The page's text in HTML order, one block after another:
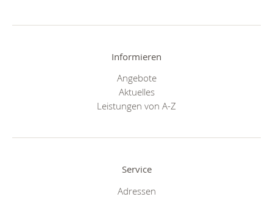
Informieren
Angebote
Aktuelles
Leistungen von A-Z
Service
Adressen